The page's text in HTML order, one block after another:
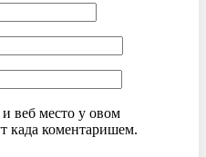
веб место у овом
када коментаришем.